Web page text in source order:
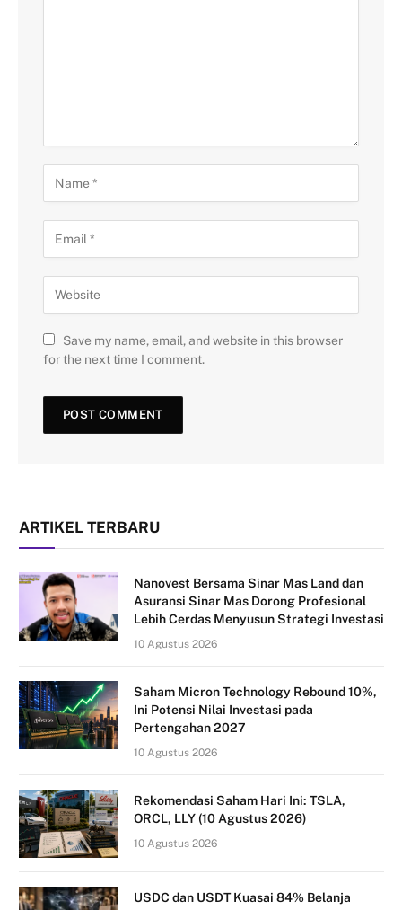
Save my name, email, and website in this browser
for the next time I comment.
ARTIKEL TERBARU
Nanovest Bersama Sinar Mas Land dan
Asuransi Sinar Mas Dorong Profesional
Lebih Cerdas Menyusun Strategi Investasi
10 Agustus 2026
Saham Micron Technology Rebound 10%,
Ini Potensi Nilai Investasi pada
Pertengahan 2027
10 Agustus 2026
Rekomendasi Saham Hari Ini: TSLA,
ORCL, LLY (10 Agustus 2026)
10 Agustus 2026
USDC dan USDT Kuasai 84% Belanja